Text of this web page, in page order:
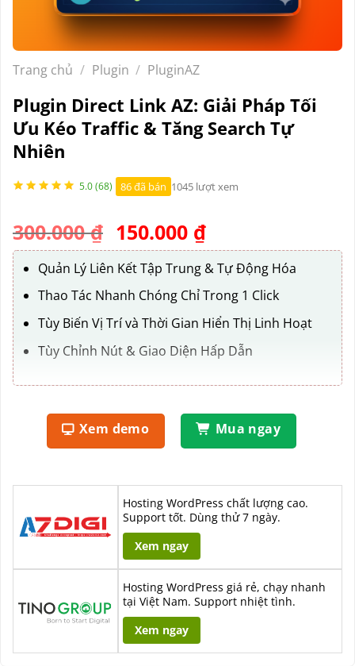
Trang chủ / Plugin / PluginAZ
Plugin Direct Link AZ: Giải Pháp Tối
Ưu Kéo Traffic & Tăng Search Tự
Nhiên
5.0 (68) 86 đã bán 1045 lượt xem
300.000₫ Giá
gốc
là:
300.000 ₫.
150.000 ₫Giá
hiện
tại
là:
150.000 ₫.
Quản Lý Liên Kết Tập Trung & Tự Động Hóa
Thao Tác Nhanh Chóng Chỉ Trong 1 Click
Tùy Biến Vị Trí và Thời Gian Hiển Thị Linh Hoạt
Tùy Chỉnh Nút & Giao Diện Hấp Dẫn
Xem demo Mua ngay
Hosting WordPress chất lượng cao.
Support tốt. Dùng thử 7 ngày.
Xem ngay
Hosting WordPress giá rẻ, chạy nhanh
tại Việt Nam. Support nhiệt tình.
Xem ngay